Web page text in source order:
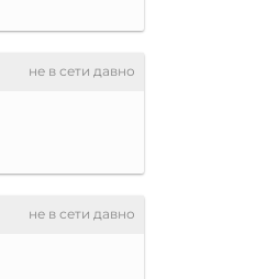
не в сети давно
не в сети давно